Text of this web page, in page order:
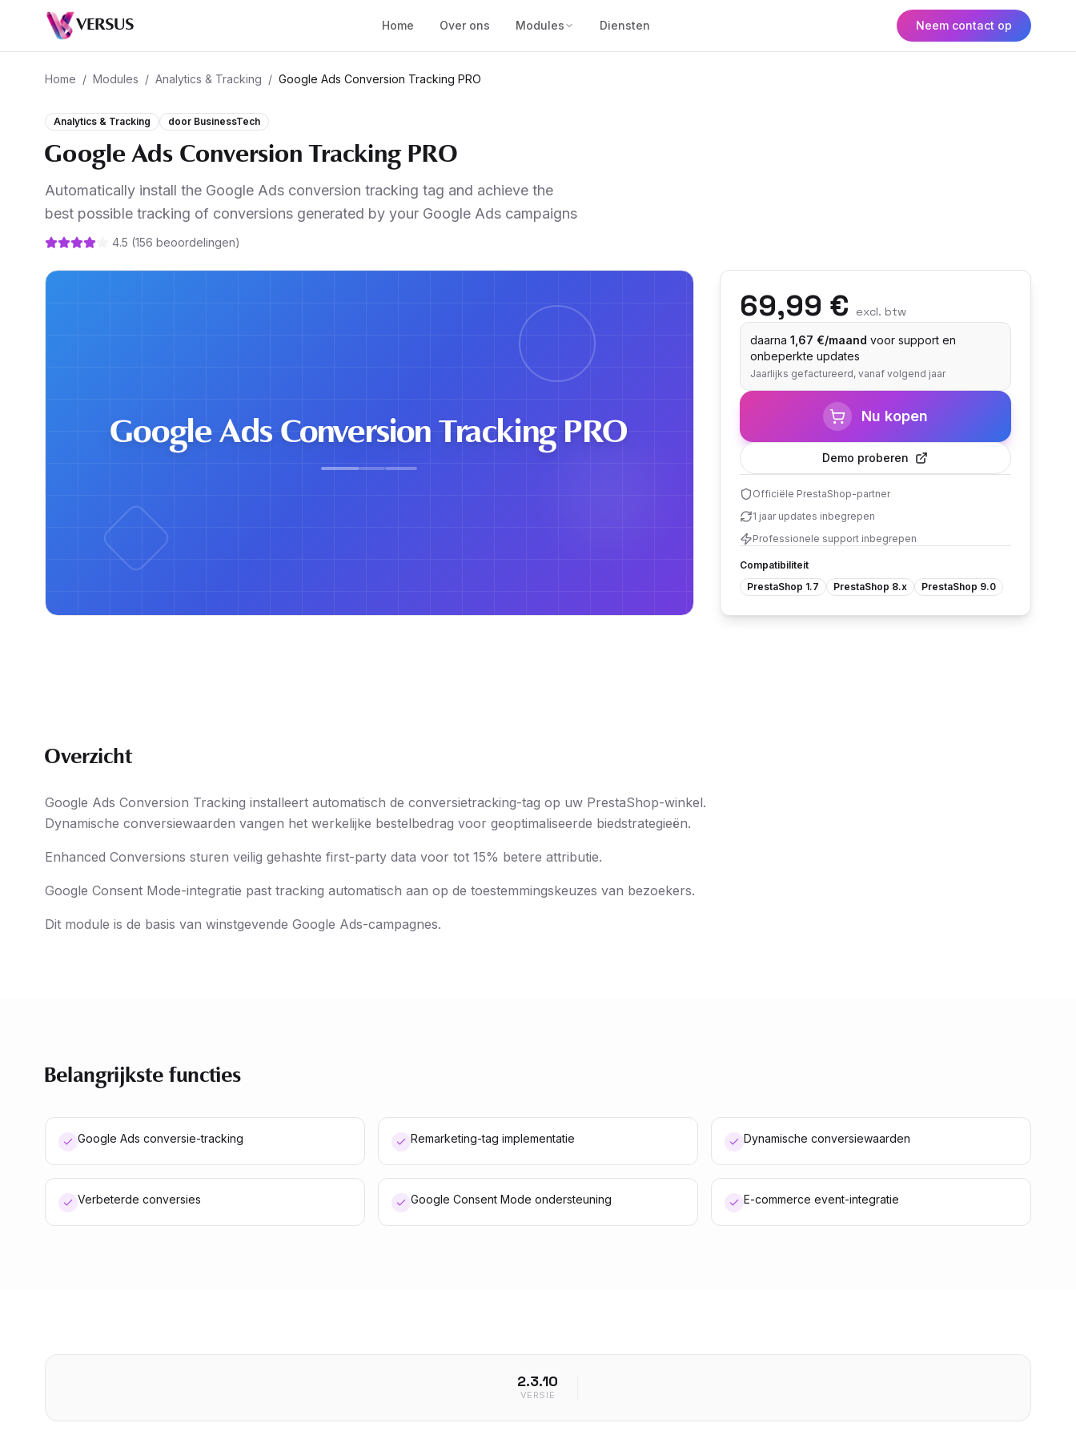
VERSUS Home Over ons Modules Diensten Neem contact op
Home / Modules / Analytics & Tracking / Google Ads Conversion Tracking PRO
Analytics & Tracking door BusinessTech
Google Ads Conversion Tracking PRO
Automatically install the Google Ads conversion tracking tag and achieve the
best possible tracking of conversions generated by your Google Ads campaigns
4.5 (156 beoordelingen)
Google Ads Conversion Tracking PRO
69,99 € excl. btw
daarna 1,67 €/maand voor support en
onbeperkte updates
Jaarlijks gefactureerd, vanaf volgend jaar
Nu kopen
Demo proberen
Officiële PrestaShop-partner
1 jaar updates inbegrepen
Professionele support inbegrepen
Compatibiliteit
PrestaShop 1.7
PrestaShop 8.x PrestaShop 9.0
Overzicht
Google Ads Conversion Tracking installeert automatisch de conversietracking-tag op uw PrestaShop-winkel.
Dynamische conversiewaarden vangen het werkelijke bestelbedrag voor geoptimaliseerde biedstrategieën.
Enhanced Conversions sturen veilig gehashte first-party data voor tot 15% betere attributie.
Google Consent Mode-integratie past tracking automatisch aan op de toestemmingskeuzes van bezoekers.
Dit module is de basis van winstgevende Google Ads-campagnes.
Belangrijkste functies
Google Ads conversie-tracking Remarketing-tag implementatie Dynamische conversiewaarden
Verbeterde conversies Google Consent Mode ondersteuning E-commerce event-integratie
2.3.10
VERSIE